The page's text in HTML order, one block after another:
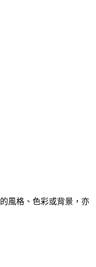
風格、色彩或背景，亦